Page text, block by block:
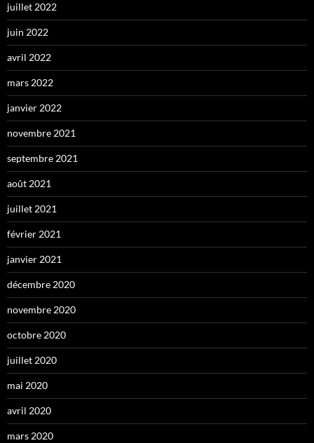
juillet 2022
juin 2022
avril 2022
mars 2022
janvier 2022
novembre 2021
septembre 2021
août 2021
juillet 2021
février 2021
janvier 2021
décembre 2020
novembre 2020
octobre 2020
juillet 2020
mai 2020
avril 2020
mars 2020